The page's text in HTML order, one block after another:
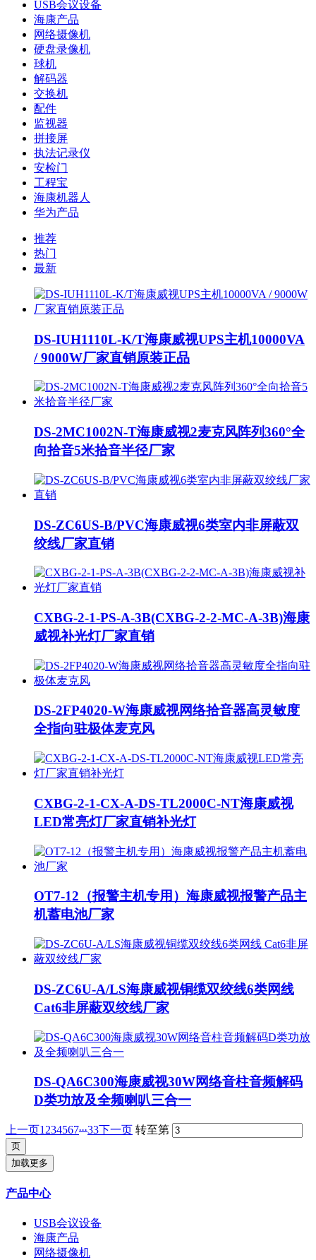
USB会议设备
海康产品
网络摄像机
硬盘录像机
球机
解码器
交换机
配件
监视器
拼接屏
执法记录仪
安检门
工程宝
海康机器人
华为产品
推荐
热门
最新
DS-IUH1110L-K/T海康威视UPS主机10000VA
/ 9000W厂家直销原装正品
DS-2MC1002N-T海康威视2麦克风阵列360°全
向拾音5米拾音半径厂家
DS-ZC6US-B/PVC海康威视6类室内非屏蔽双
绞线厂家直销
CXBG-2-1-PS-A-3B(CXBG-2-2-MC-A-3B)海康
威视补光灯厂家直销
DS-2FP4020-W海康威视网络拾音器高灵敏度
全指向驻极体麦克风
CXBG-2-1-CX-A-DS-TL2000C-NT海康威视
LED常亮灯厂家直销补光灯
OT7-12（报警主机专用）海康威视报警产品主
机蓄电池厂家
DS-ZC6U-A/LS海康威视铜缆双绞线6类网线
Cat6非屏蔽双绞线厂家
DS-QA6C300海康威视30W网络音柱音频解码
D类功放及全频喇叭三合一
上一页1 234567...33下一页 转至第
加载更多
产品中心
USB会议设备
海康产品
网络摄像机